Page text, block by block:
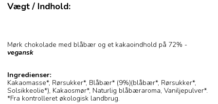
Vægt / Indhold:
Mørk chokolade med blåbær og et kakaoindhold på 72% -
vegansk
Ingredienser:
Kakaomasse*, Rørsukker*, Blåbær* (9%)(blåbær*, Rørsukker*,
Solsikkeolie*), Kakaosmør*, Naturlig blåbæraroma, Vaniljepulver*.
*Fra kontrolleret økologisk landbrug.